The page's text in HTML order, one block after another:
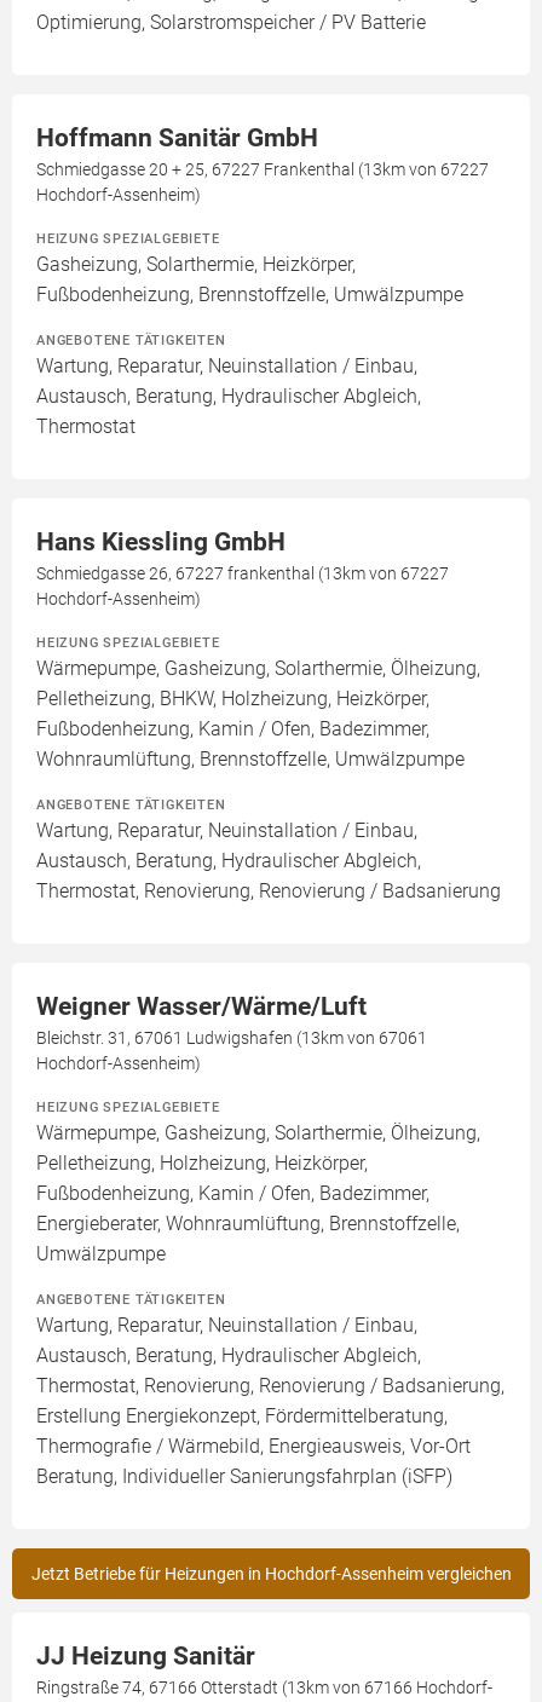
Optimierung, Solarstromspeicher / PV Batterie
Hoffmann Sanitär GmbH
Schmiedgasse 20 + 25, 67227 Frankenthal (13km von 67227
Hochdorf-Assenheim)
HEIZUNG SPEZIALGEBIETE
Gasheizung, Solarthermie, Heizkörper,
Fußbodenheizung, Brennstoffzelle, Umwälzpumpe
ANGEBOTENE TÄTIGKEITEN
Wartung, Reparatur, Neuinstallation / Einbau,
Austausch, Beratung, Hydraulischer Abgleich,
Thermostat
Hans Kiessling GmbH
Schmiedgasse 26, 67227 frankenthal (13km von 67227
Hochdorf-Assenheim)
HEIZUNG SPEZIALGEBIETE
Wärmepumpe, Gasheizung, Solarthermie, Ölheizung,
Pelletheizung, BHKW, Holzheizung, Heizkörper,
Fußbodenheizung, Kamin / Ofen, Badezimmer,
Wohnraumlüftung, Brennstoffzelle, Umwälzpumpe
ANGEBOTENE TÄTIGKEITEN
Wartung, Reparatur, Neuinstallation / Einbau,
Austausch, Beratung, Hydraulischer Abgleich,
Thermostat, Renovierung, Renovierung / Badsanierung
Weigner Wasser/Wärme/Luft
Bleichstr. 31, 67061 Ludwigshafen (13km von 67061
Hochdorf-Assenheim)
HEIZUNG SPEZIALGEBIETE
Wärmepumpe, Gasheizung, Solarthermie, Ölheizung,
Pelletheizung, Holzheizung, Heizkörper,
Fußbodenheizung, Kamin / Ofen, Badezimmer,
Energieberater, Wohnraumlüftung, Brennstoffzelle,
Umwälzpumpe
ANGEBOTENE TÄTIGKEITEN
Wartung, Reparatur, Neuinstallation / Einbau,
Austausch, Beratung, Hydraulischer Abgleich,
Thermostat, Renovierung, Renovierung / Badsanierung,
Erstellung Energiekonzept, Fördermittelberatung,
Thermografie / Wärmebild, Energieausweis, Vor-Ort
Beratung, Individueller Sanierungsfahrplan (iSFP)
Jetzt Betriebe für Heizungen in Hochdorf-Assenheim vergleichen
JJ Heizung Sanitär
Ringstraße 74, 67166 Otterstadt (13km von 67166 Hochdorf-